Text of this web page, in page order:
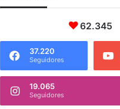
62.345
37.220
Seguidores
19.065
Seguidores